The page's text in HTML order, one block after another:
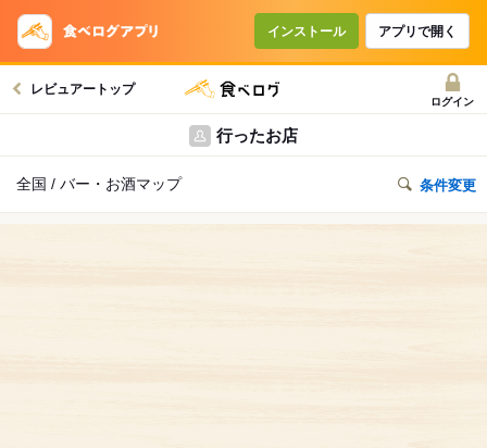
インストール アプリで開く
レビュアートップ
ログイン
行ったお店
全国 / バー・お酒マップ 条件変更